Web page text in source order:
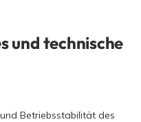
und technische
Betriebsstabilität des